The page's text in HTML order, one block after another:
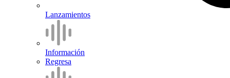
Lanzamientos
Información
Regresa